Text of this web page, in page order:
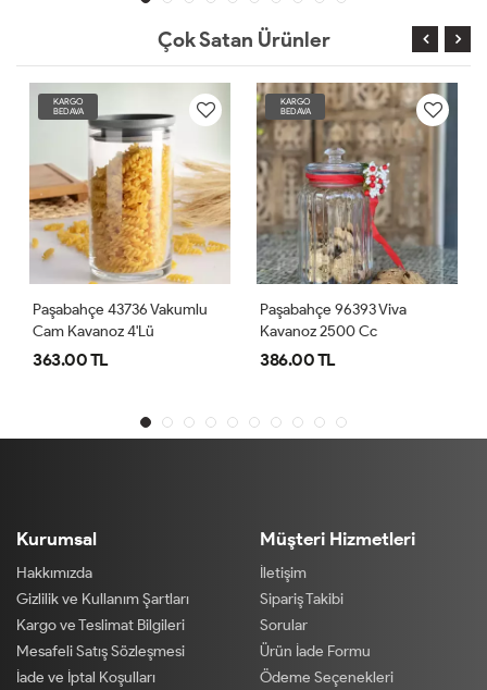
Çok Satan Ürünler
KARGO
BEDAVA
Paşabahçe 43736 Vakumlu
Cam Kavanoz 4'lü
363.00 TL
KARGO
BEDAVA
Paşabahçe 96393 Viva
Kavanoz 2500 Cc
386.00 TL
Kurumsal
Hakkımızda
Gizlilik ve Kullanım Şartları
Kargo ve Teslimat Bilgileri
Mesafeli Satış Sözleşmesi
İade ve İptal Koşulları
Müşteri Hizmetleri
İletişim
Sipariş Takibi
Sorular
Ürün İade Formu
Ödeme Seçenekleri